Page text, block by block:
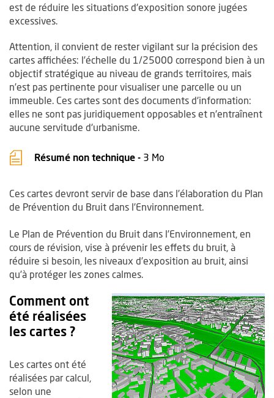
est de réduire les situations d'exposition sonore jugées
excessives.
Attention, il convient de rester vigilant sur la précision des
cartes affichées: l’échelle du 1/25000 correspond bien à un
objectif stratégique au niveau de grands territoires, mais
n’est pas pertinente pour visualiser une parcelle ou un
immeuble. Ces cartes sont des documents d'information:
elles ne sont pas juridiquement opposables et n'entraînent
aucune servitude d'urbanisme.
Résumé non technique - 3 Mo
Ces cartes devront servir de base dans l’élaboration du Plan
de Prévention du Bruit dans l’Environnement.
Le Plan de Prévention du Bruit dans l’Environnement, en
cours de révision, vise à prévenir les effets du bruit, à
réduire si besoin, les niveaux d’exposition au bruit, ainsi
qu’à protéger les zones calmes.
Comment ont
été réalisées
les cartes ?
Les cartes ont été
réalisées par calcul,
selon une